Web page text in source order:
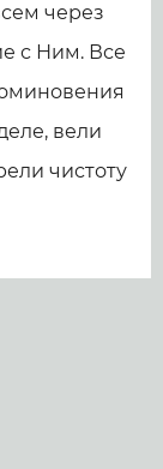
через
с Ним. Все
вели
чистоту